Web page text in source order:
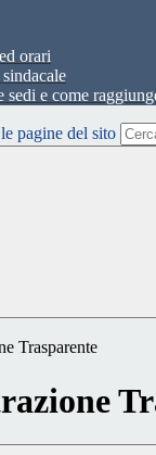
orari
sedi e come
pagine del sito
Trasparente